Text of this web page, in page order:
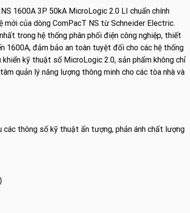
1600A 3P 50kA MicroLogic 2.0 LI chuẩn chính
mới của dòng ComPacT NS từ Schneider Electric.
trong hệ thống phân phối điện công nghiệp, thiết
1600A, đảm bảo an toàn tuyệt đối cho các hệ thống
kỹ thuật số MicroLogic 2.0, sản phẩm không chỉ
quản lý năng lượng thông minh cho các tòa nhà và
các thông số kỹ thuật ấn tượng, phản ánh chất lượng